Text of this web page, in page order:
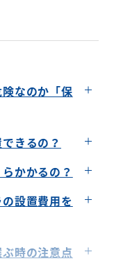
なのか「保
きるの？
る（屋外）
かかるの？
度が相場
設置費用を
時の注意点